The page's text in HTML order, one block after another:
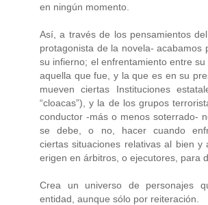
en ningún momento.
Así, a través de los pensamientos
protagonista de la novela- acabamos
su infierno; el enfrentamiento entre
aquella que fue, y la que es en su
mueven ciertas Instituciones
“cloacas”), y la de los grupos
conductor -más o menos soterrado-
se debe, o no, hacer cuando
ciertas situaciones relativas al bien y
erigen en árbitros, o ejecutores, para
Crea un universo de personajes
entidad, aunque sólo por reiteración.